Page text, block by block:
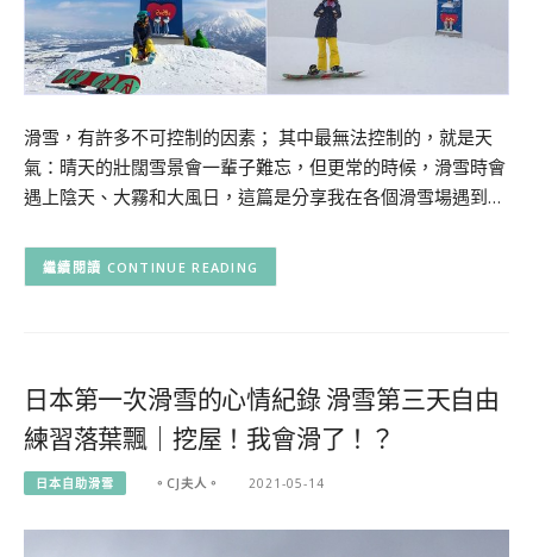
滑雪，有許多不可控制的因素； 其中最無法控制的，就是天
氣：晴天的壯闊雪景會一輩子難忘，但更常的時候，滑雪時會
遇上陰天、大霧和大風日，這篇是分享我在各個滑雪場遇到…
CONTINUE READING
日本第一次滑雪的心情紀錄 滑雪第三天自由
練習落葉飄｜挖屋！我會滑了！？
日本自助滑雪 。CJ夫人。 2021-05-14